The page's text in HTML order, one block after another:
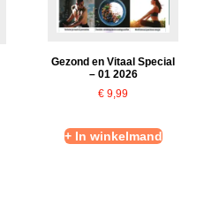
Gezond en Vitaal Special
– 01 2026
€ 9,99
+ In winkelmand